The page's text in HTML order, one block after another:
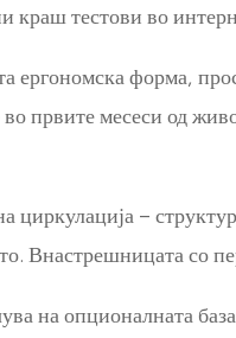
краш тестови во
ергономска форма,
првите месеси од
циркулација –
Внастрешницата со
на опционалната